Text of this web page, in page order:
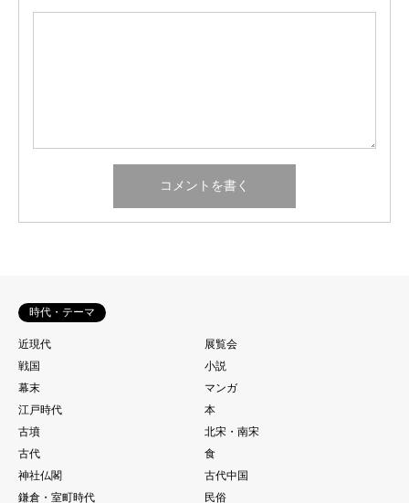
時代・テーマ
近現代
展覧会
戦国
小説
幕末
マンガ
江戸時代
本
古墳
北宋・南宋
古代
食
神社仏閣
古代中国
鎌倉・室町時代
民俗